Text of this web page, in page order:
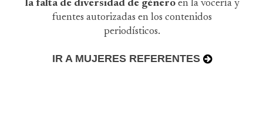
la falta de diversidad de género en la vocería y
fuentes autorizadas en los contenidos
periodísticos.
IR A MUJERES REFERENTES